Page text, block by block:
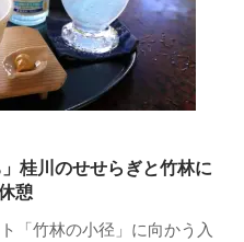
桂川のせせらぎと竹林に
憩
「竹林の小径」に向かう入